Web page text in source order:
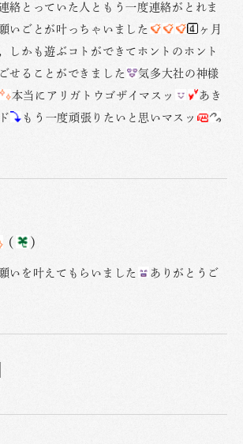
絡とっていた人ともう一度連絡がとれま
いごとが叶っちゃいました
ヶ月
しかも遊ぶコトができてホントのホント
せることができました
気多大社の神様
本当にアリガトウゴザイマスッ
あき
もう一度頑張りたいと思いマスッ
( )
いを叶えてもらいました
ありがとうご